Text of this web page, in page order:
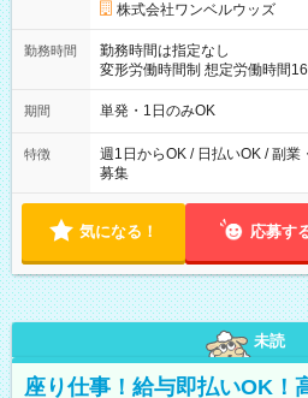
株式会社ワンベルウッズ
勤務時間
勤務時間は指定なし
変形労働時間制 想定労働時間160時間/月 【シフ
～21：00
期間 単発・1日のみOK
特徴
週1日からOK / 日払いOK / 副
募集
気になる！ 応募す
未読
座り仕事！給与即払いOK！